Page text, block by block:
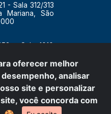
oferecer melhor
analisar
site e personalizar
você concorda com
- Sala 312/313
Mariana, São
000
- Sala 1010
000
1939